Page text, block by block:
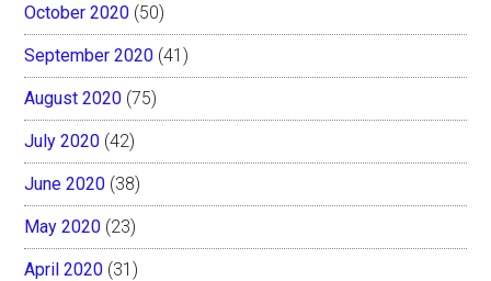
October 2020 (50)
September 2020 (41)
August 2020 (75)
July 2020 (42)
June 2020 (38)
May 2020 (23)
April 2020 (31)